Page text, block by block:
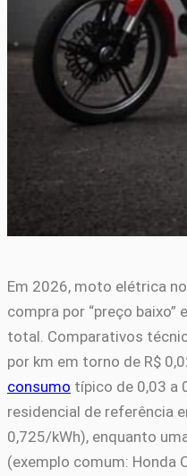
Em 2026, moto elétrica
compra por “preço
total. Comparativos
por km em torno de R$
consumo típico de 0,03 a
residencial de referência
0,725/kWh), enquanto
(exemplo comum: Honda